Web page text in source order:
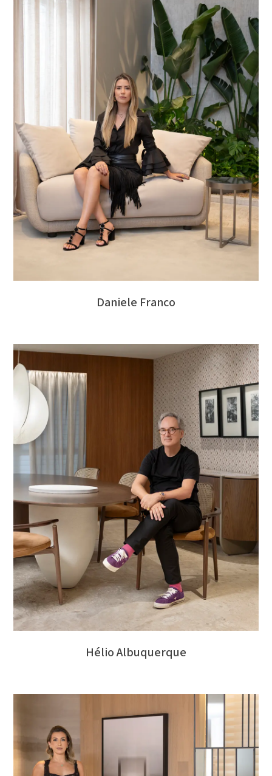
Daniele Franco
Hélio Albuquerque